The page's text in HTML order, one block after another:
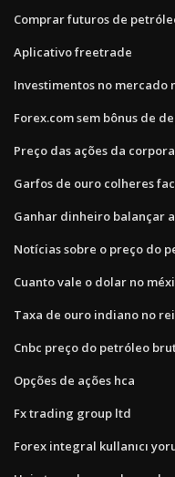
Comprar futuros de
Aplicativo freetrade
Investimentos no mercado
Forex.com sem bônus de
Preço das ações da
Garfos de ouro colheres
Ganhar dinheiro balançar
Notícias sobre o preço do
Cuanto vale o dolar no
Taxa de ouro indiano no
Cnbc preço do petróleo
Opções de ações hca
Fx trading group ltd
Forex integral kullanıcı